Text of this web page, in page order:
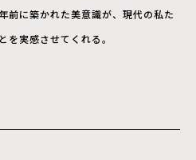
前に築かれた美意識が、現代の私た
を実感させてくれる。